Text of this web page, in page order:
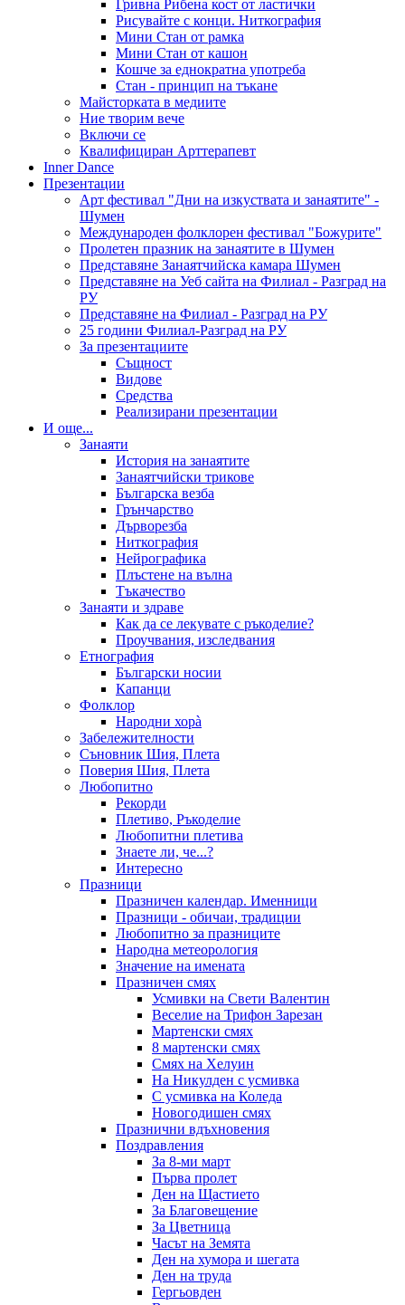
Гривна Рибена кост от ластички
Рисувайте с конци. Ниткография
Мини Стан от рамка
Мини Стан от кашон
Кошче за еднократна употреба
Стан - принцип на тъкане
Майсторката в медиите
Ние творим вече
Включи се
Квалифициран Арттерапевт
Inner Dance
Презентации
Арт фестивал "Дни на изкуствата и занаятите" -
Шумен
Международен фолклорен фестивал "Божурите"
Пролетен празник на занаятите в Шумен
Представяне Занаятчийска камара Шумен
Представяне на Уеб сайта на Филиал - Разград на
РУ
Представяне на Филиал - Разград на РУ
25 години Филиал-Разград на РУ
За презентациите
Същност
Видове
Средства
Реализирани презентации
И още...
Занаяти
История на занаятите
Занаятчийски трикове
Българска везба
Грънчарство
Дърворезба
Ниткография
Нейрографика
Плъстене на вълна
Тъкачество
Занаяти и здраве
Как да се лекувате с ръкоделие?
Проучвания, изследвания
Етнография
Български носии
Капанци
Фолклор
Народни хорà
Забележителности
Съновник Шия, Плета
Поверия Шия, Плета
Любопитно
Рекорди
Плетиво, Ръкоделие
Любопитни плетива
Знаете ли, че...?
Интересно
Празници
Празничен календар. Именници
Празници - обичаи, традиции
Любопитно за празниците
Народна метеорология
Значение на имената
Празничен смях
Усмивки на Свети Валентин
Веселие на Трифон Зарезан
Мартенски смях
8 мартенски смях
Смях на Хелуин
На Никулден с усмивка
С усмивка на Коледа
Новогодишен смях
Празнични вдъхновения
Поздравления
За 8-ми март
Първа пролет
Ден на Щастието
За Благовещение
За Цветница
Часът на Земята
Ден на хумора и шегата
Ден на труда
Гергьовден